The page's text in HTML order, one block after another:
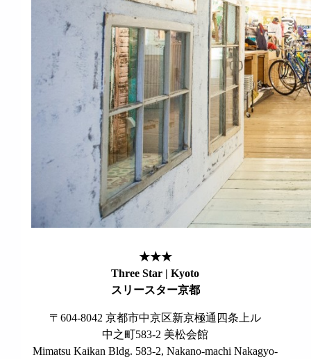
★★★
Three Star | Kyoto
スリースター京都
〒604-8042 京都市中京区新京極通四条上ル
中之町583-2 美松会館
Mimatsu Kaikan Bldg. 583-2, Nakano-machi Nakagyo-